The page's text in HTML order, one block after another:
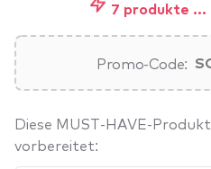
7 produkte
Promo-Code:
Diese MUST-HAVE-
vorbereitet: